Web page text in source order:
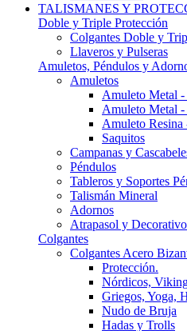
TALISMANES Y
Doble y Triple Protección
Colgantes Doble y
Llaveros y Pulseras
Amuletos, Péndulos y
Amuletos
Amuleto Metal
Amuleto Metal -
Amuleto Resina
Saquitos
Campanas y
Péndulos
Tableros y Soportes
Talismán Mineral
Adornos
Atrapasol y
Colgantes
Colgantes Acero
Protección.
Nórdicos,
Griegos, Yoga,
Nudo de Bruja
Hadas y Trolls